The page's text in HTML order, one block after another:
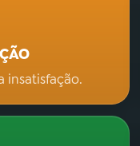
insatisfação.